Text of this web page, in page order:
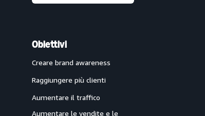
Obiettivi
Creare brand awareness
Raggiungere più clienti
Aumentare il traffico
Aumentare le vendite e le